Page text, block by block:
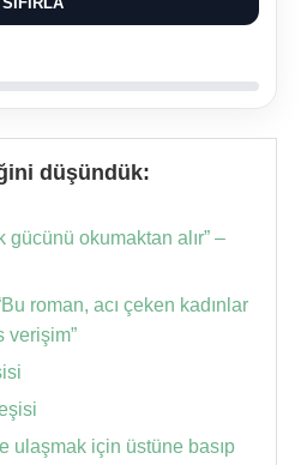
düşündük:
gücünü okumaktan alır” –
roman, acı çeken kadınlar
verişim”
ulaşmak için üstüne basıp